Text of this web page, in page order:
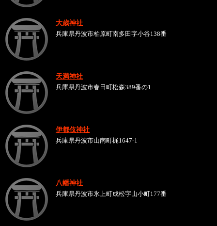
大歳神社
兵庫県丹波市柏原町南多田字小谷138番
天満神社
兵庫県丹波市春日町松森389番の1
伊都伎神社
兵庫県丹波市山南町梶1647-1
八幡神社
兵庫県丹波市氷上町成松字山小町177番